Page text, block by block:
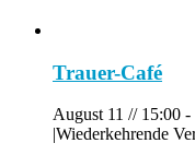
Trauer-Café
August 11 // 15:00 -
|Wiederkehrende